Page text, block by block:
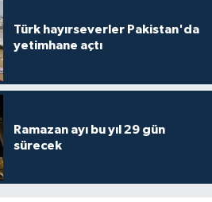
Türk hayırseverler Pakistan'da
yetimhane açtı
Ramazan ayı bu yıl 29 gün
sürecek